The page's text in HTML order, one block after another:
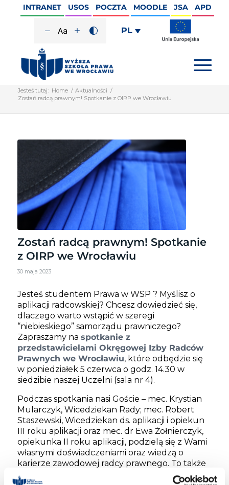
INTRANET USOS POCZTA MOODLE JSA APD
PL
Jesteś tutaj: Home / Aktualności /
Zostań radcą prawnym! Spotkanie z OIRP we Wrocławiu
Zostań radcą prawnym! Spotkanie
z OIRP we Wrocławiu
30 maja 2023
Jesteś studentem Prawa w WSP ? Myślisz o
aplikacji radcowskiej? Chcesz dowiedzieć się,
dlaczego warto wstąpić w szeregi
“niebieskiego” samorządu prawniczego?
Zapraszamy na spotkanie z
przedstawicielami Okręgowej Izby Radców
Prawnych we Wrocławiu, które odbędzie się
w poniedziałek 5 czerwca o godz. 14.30 w
siedzibie naszej Uczelni (sala nr 4).
Podczas spotkania nasi Goście – mec. Krystian
Mularczyk, Wicedziekan Rady; mec. Robert
Staszewski, Wicedziekan ds. aplikacji i opiekun
III roku aplikacji oraz mec. dr Ewa Żołnierczyk,
opiekunka II roku aplikacji, podzielą się z Wami
własnymi doświadczeniami oraz wiedzą o
karierze zawodowej radcy prawnego. To także
wyjątkowa okazja, aby poznać kluczowe